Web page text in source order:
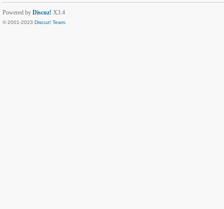
Powered by Discuz! X3.4
© 2001-2023 Discuz! Team